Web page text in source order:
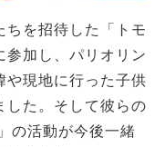
ちを招待した「トモ
参加し、パリオリン
や現地に行った子供
した。そして彼らの
の活動が今後一緒